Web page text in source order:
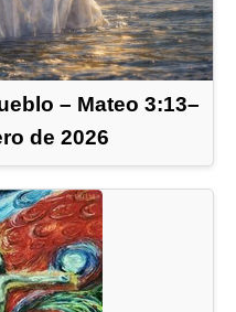
– Mateo 3:13–
de 2026